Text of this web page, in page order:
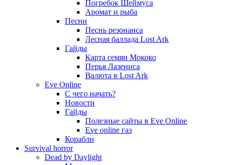
Погребок Шеймуса
Аромат и рыба
Песни
Песнь резонанса
Лесная баллада Lost Ark
Гайды
Карта семян Мококо
Перья Лазениса
Валюта в Lost Ark
Eve Online
С чего начать?
Новости
Гайды
Полезные сайты в Eve Online
Eve online газ
Корабли
Survival horror
Dead by Daylight